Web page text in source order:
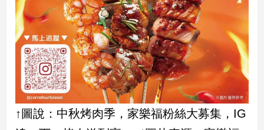
建
築/
室
內
設
計
旅
遊/
美
↑圖說：中秋烤肉季，家樂福粉絲大募集，IG